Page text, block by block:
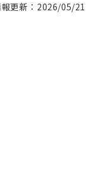
更新：2026/05/21